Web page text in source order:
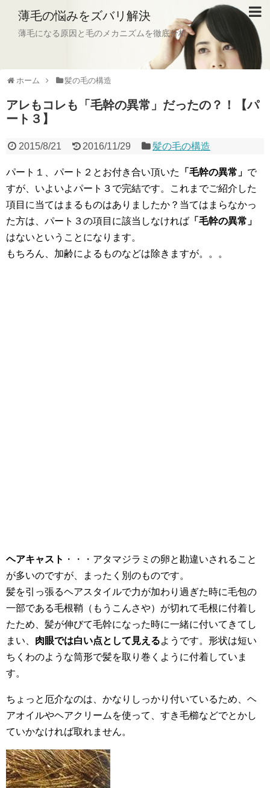
薄毛の悩みをズバリ解決
薄毛になる原因と毛のメカニズムを徹底分析
ホーム 髪の毛の構造
アレもコレも「毛幹の異常」だったの？！【パ
ート３】
2015/8/21 2016/11/29 髪の毛の構造
パート１、パート２とお付き合い頂いた 「毛幹の異常」 で
すが、いよいよパート３で完結です。これまでご紹介した
項目に当てはまるものはありましたか？当てはまらなかっ
た方は、パート３の項目に該当しなければ 「毛幹の異常」
はないということになります。
もちろん、加齢によるものなどは除きますが。。。
ヘアキャスト ・・・アタマジラミの卵と勘違いされること
が多いのですが、まったく別のものです。
髪を引っ張るヘアスタイルで力が加わり過ぎた時に毛包の
一部である毛根鞘（もうこんさや）が切れて毛根に付着し
たため、髪が伸びて毛幹になった時に一緒に付いてきてし
まい、 肉眼では白い点として見えるようです。形状は短い
ちくわのような筒形で髪を取り巻くように付着していま
す。
ちょっと厄介なのは、かなりしっかり付いているため、ヘ
アオイルやヘアクリームを使って、すき毛櫛などでとかし
ていかなければ取れません。